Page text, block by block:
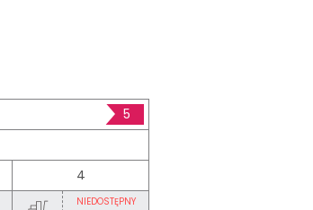
5
4
NIEDOSTĘPNY